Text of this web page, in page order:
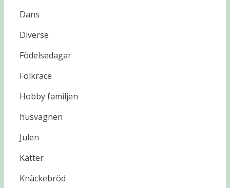
Dans
Diverse
Födelsedagar
Folkrace
Hobby familjen
husvagnen
Julen
Katter
Knäckebröd